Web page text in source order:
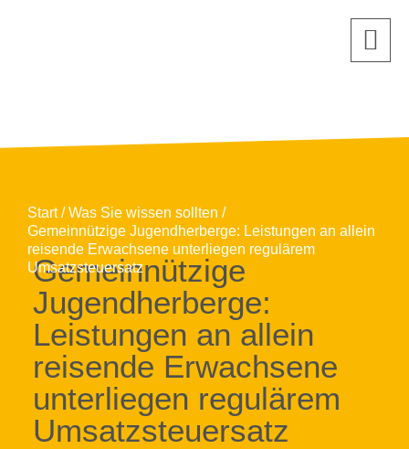
Start
Was Sie wissen sollten
Gemeinnützige Jugendherberge: Leistungen an allein
reisende Erwachsene unterliegen regulärem
Umsatzsteuersatz
Gemeinnützige
Jugendherberge:
Leistungen an allein
reisende Erwachsene
unterliegen regulärem
Umsatzsteuersatz